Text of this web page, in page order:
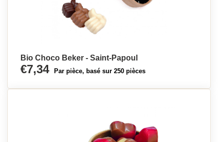
Bio Choco Beker - Saint-Papoul
€7,34 Par pièce, basé sur 250 pièces